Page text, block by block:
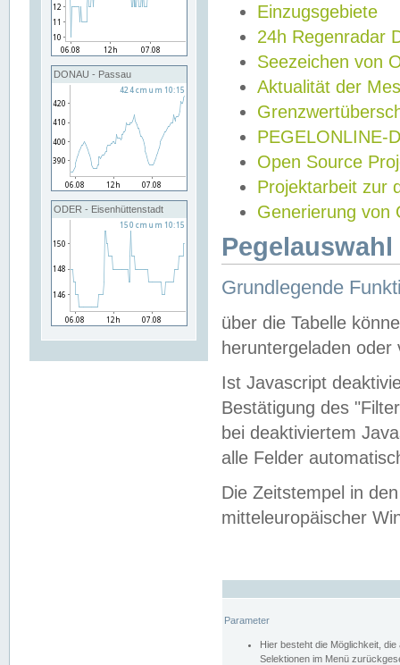
DONAU - Passau
ODER - Eisenhüttenstadt
Einzugsgebiete
24h Regenradar
Seezeichen von
Aktualität der
PEGELONLINE-
Open Source
Projektarbeit zur
Generierung von
Grundlegende
über die Tabelle
heruntergeladen oder
Ist Javascript
Bestätigung des
bei deaktiviertem
alle Felder
Die Zeitstempel in
mitteleuropäischer
Parameter
Hier besteht die Möglichkeit,
Selektionen im Menü